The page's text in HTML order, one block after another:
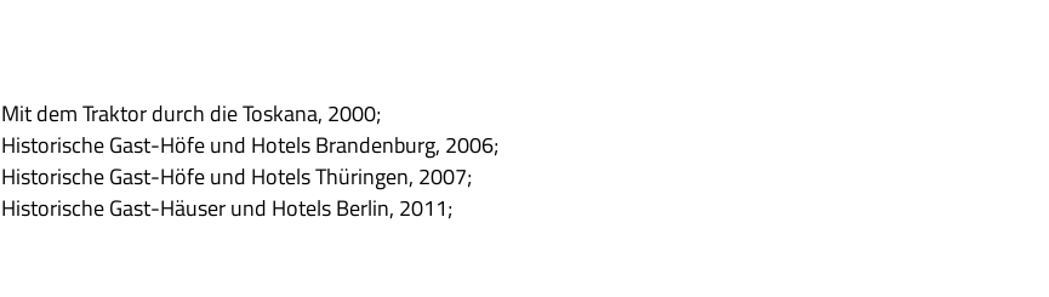
Mit dem Trak­tor durch die Tos­kana, 2000;
Histo­ri­sche Gast-Höfe und Hotels Bran­den­burg, 2006;
Histo­ri­sche Gast-Höfe und Hotels Thü­rin­gen, 2007;
Histo­ri­sche Gast-Häu­ser und Hotels Ber­lin, 2011;